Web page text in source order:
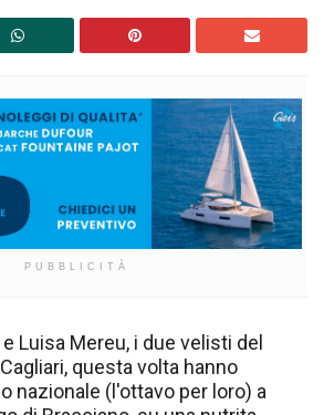
PUBBLICITÀ
Luisa Mereu, i due velisti del
questa volta hanno
nazionale (l'ottavo per loro) a